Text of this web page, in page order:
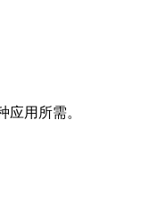
用所需。